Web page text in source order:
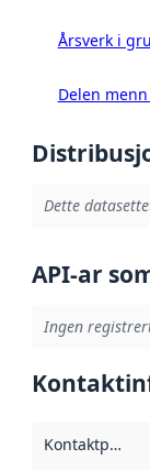
Årsverk i
Delen
Dette
API-ar
Ingen
Kontaktpunkt